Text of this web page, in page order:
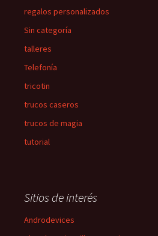
regalos personalizados
Sin categoría
talleres
Telefonía
tricotin
trucos caseros
trucos de magia
tutorial
Sitios de interés
Androdevices